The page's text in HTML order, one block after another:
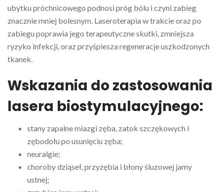
ubytku próchnicowego podnosi próg bólu i czyni zabieg
znacznie mniej bolesnym. Laseroterapia w trakcie oraz po
zabiegu poprawia jego terapeutyczne skutki, zmniejsza
ryzyko infekcji, oraz przyśpiesza regeneracje uszkodzonych
tkanek.
Wskazania do zastosowania
lasera biostymulacyjnego:
stany zapalne miazgi zęba, zatok szczękowych i
zębodołu po usunięciu zęba;
neuralgie;
choroby dziąseł, przyzębia i błony śluzowej jamy
ustnej;